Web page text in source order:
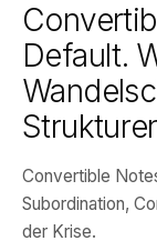
Default.
Convertible
Subordination,
der Krise.